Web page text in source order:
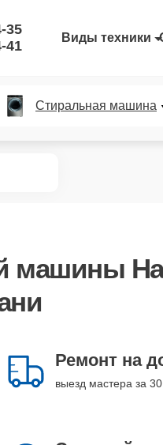
35
41
Виды техники
Стиральная машина
машины
Ремонт на
выезд мастера за